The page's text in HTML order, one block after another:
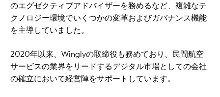
のエグゼクティブアドバイザーを務めるなど、複雑なテ
クノロジー環境でいくつかの変革およびガバナンス機能
を主導していました。
2020年以来、Winglyの取締役も務めており、民間航空
サービスの業界をリードするデジタル市場としての会社
の確立において経営陣をサポートしています。